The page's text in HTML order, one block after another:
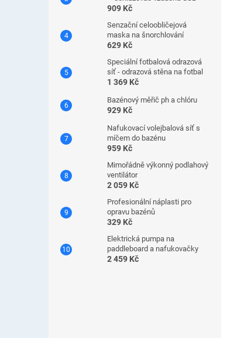
909 Kč
Senzační celoobličejová
maska ​​na šnorchlování
629 Kč
Speciální fotbalová odrazová
síť - odrazová stěna na fotbal
1 369 Kč
Bazénový měřič ph a chlóru
929 Kč
Nafukovací volejbalová síť s
míčem do bazénu
959 Kč
Mimořádně výkonný podlahový
ventilátor
2 059 Kč
Profesionální náplasti pro
opravu bazénů
329 Kč
Elektrická pumpa na
paddleboard a nafukovačky
2 459 Kč